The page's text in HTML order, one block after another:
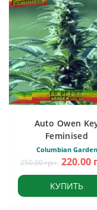
Auto Owen
Feminised
Columbian Garden
250.00 грн. 220.00
КУПИТЬ